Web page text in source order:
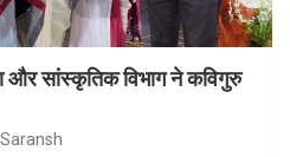
सांस्कृतिक विभाग ने कविगुरु